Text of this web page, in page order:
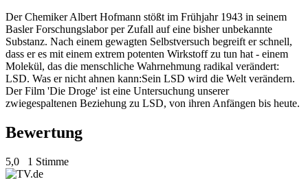
Der Chemiker Albert Hofmann stößt im Frühjahr 1943 in seinem
Basler Forschungslabor per Zufall auf eine bisher unbekannte
Substanz. Nach einem gewagten Selbstversuch begreift er schnell,
dass er es mit einem extrem potenten Wirkstoff zu tun hat - einem
Molekül, das die menschliche Wahrnehmung radikal verändert:
LSD. Was er nicht ahnen kann:Sein LSD wird die Welt verändern.
Der Film 'Die Droge' ist eine Untersuchung unserer
zwiegespaltenen Beziehung zu LSD, von ihren Anfängen bis heute.
Bewertung
5,0 1 Stimme